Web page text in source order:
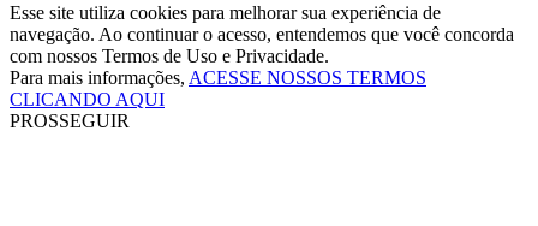
Esse site utiliza cookies para melhorar sua experiência de
navegação. Ao continuar o acesso, entendemos que você concorda
com nossos Termos de Uso e Privacidade.
Para mais informações, ACESSE NOSSOS TERMOS
CLICANDO AQUI
PROSSEGUIR